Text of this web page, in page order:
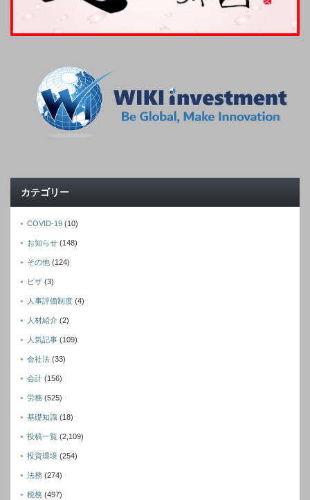
カテゴリー
COVID-19 (10)
お知らせ (148)
その他 (124)
ビザ (3)
人事評価制度 (4)
人材紹介 (2)
人気記事 (109)
会社法 (33)
会計 (156)
労務 (525)
基礎知識 (18)
投稿一覧 (2,109)
投資環境 (254)
法務 (274)
税務 (497)